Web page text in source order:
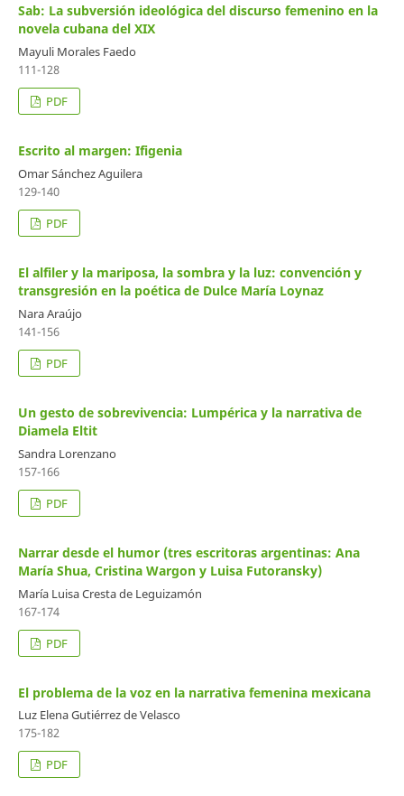
Sab: La subversión ideológica del discurso femenino en la
novela cubana del XIX
Mayuli Morales Faedo
111-128
PDF
Escrito al margen: Ifigenia
Omar Sánchez Aguilera
129-140
PDF
El alfiler y la mariposa, la sombra y la luz: convención y
transgresión en la poética de Dulce María Loynaz
Nara Araújo
141-156
PDF
Un gesto de sobrevivencia: Lumpérica y la narrativa de
Diamela Eltit
Sandra Lorenzano
157-166
PDF
Narrar desde el humor (tres escritoras argentinas: Ana
María Shua, Cristina Wargon y Luisa Futoransky)
María Luisa Cresta de Leguizamón
167-174
PDF
El problema de la voz en la narrativa femenina mexicana
Luz Elena Gutiérrez de Velasco
175-182
PDF